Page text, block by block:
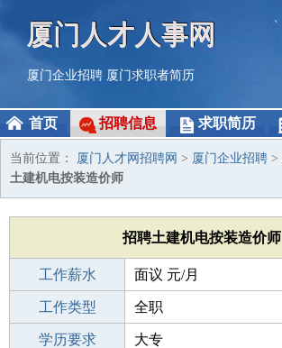
厦门人才人事网
厦门企业招聘 厦门求职者简历
首页 招聘信息 求职简历
当前位置： 厦门人才网招聘网 > 厦门企业招聘 >
土建机电按装造价师
招聘土建机电按装造价师
工作薪水 面议 元/月
招聘人数 4人
工作类型 全职
性别要求 -
学历要求 大专